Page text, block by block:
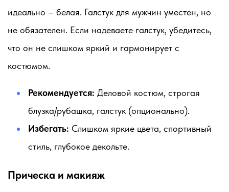
идеально – белая. Галстук для мужчин уместен, но
не обязателен. Если надеваете галстук, убедитесь,
что он не слишком яркий и гармонирует с
костюмом.
Рекомендуется: Деловой костюм, строгая
блузка/рубашка, галстук (опционально).
Избегать: Слишком яркие цвета, спортивный
стиль, глубокое декольте.
Прическа и макияж